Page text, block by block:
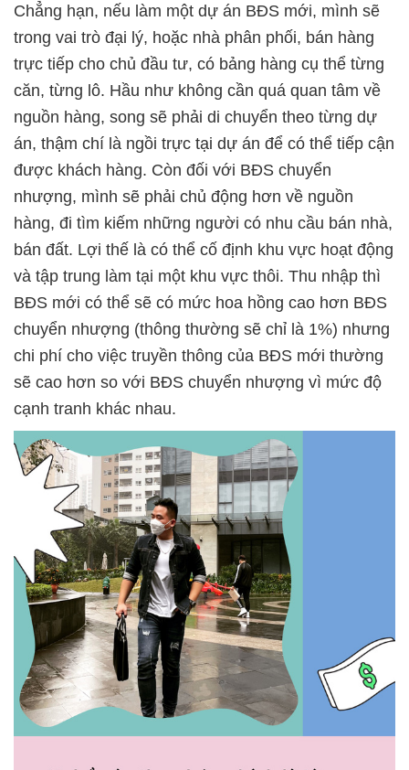
Chẳng hạn, nếu làm một dự án BĐS mới, mình sẽ
trong vai trò đại lý, hoặc nhà phân phối, bán hàng
trực tiếp cho chủ đầu tư, có bảng hàng cụ thể từng
căn, từng lô. Hầu như không cần quá quan tâm về
nguồn hàng, song sẽ phải di chuyển theo từng dự
án, thậm chí là ngồi trực tại dự án để có thể tiếp cận
được khách hàng. Còn đối với BĐS chuyển
nhượng, mình sẽ phải chủ động hơn về nguồn
hàng, đi tìm kiếm những người có nhu cầu bán nhà,
bán đất. Lợi thế là có thể cố định khu vực hoạt động
và tập trung làm tại một khu vực thôi. Thu nhập thì
BĐS mới có thể sẽ có mức hoa hồng cao hơn BĐS
chuyển nhượng (thông thường sẽ chỉ là 1%) nhưng
chi phí cho việc truyền thông của BĐS mới thường
sẽ cao hơn so với BĐS chuyển nhượng vì mức độ
cạnh tranh khác nhau.